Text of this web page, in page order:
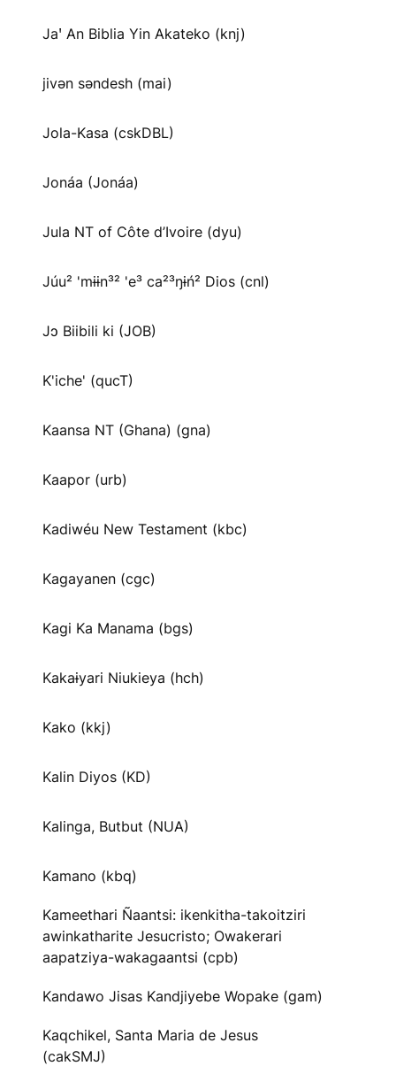
Jaꞌ An Biblia Yin Akateko (knj)
jivən səndesh (mai)
Jola-Kasa (cskDBL)
Jonáa (Jonáa)
Jula NT of Côte d’Ivoire (dyu)
Júu² 'mɨɨn³² 'e³ ca²³ŋɨń² Dios (cnl)
Jɔ Biibili ki (JOB)
K'iche' (qucT)
Kaansa NT (Ghana) (gna)
Kaapor (urb)
Kadiwéu New Testament (kbc)
Kagayanen (cgc)
Kagi Ka Manama (bgs)
Kakaɨyari Niukieya (hch)
Kako (kkj)
Kalin Diyos (KD)
Kalinga, Butbut (NUA)
Kamano (kbq)
Kameethari Ñaantsi: ikenkitha-takoitziri
awinkatharite Jesucristo; Owakerari
aapatziya-wakagaantsi (cpb)
Kandawo Jisas Kandjiyebe Wopake (gam)
Kaqchikel, Santa Maria de Jesus
(cakSMJ)